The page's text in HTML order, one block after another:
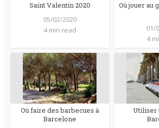
Saint Valentin 2020
05/02/2020
4 min read
Où jouer au
01/
4
Où faire des barbecues à
Barcelone
Utiliser